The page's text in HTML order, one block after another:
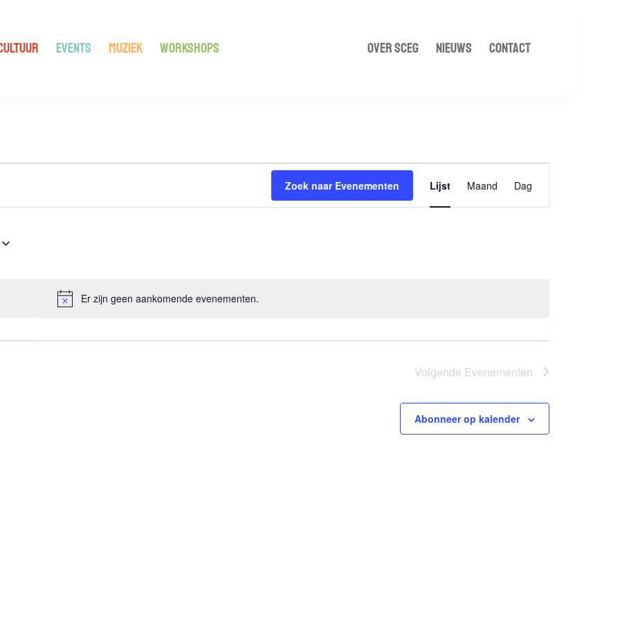
EVENTS MUZIEK WORKSHOPS OVER SCEG NIEUWS CONTACT
Bericht
Er zijn geen aankomende evenementen.
Zoek naar Evenementen
Evenement
weergaven
Lijst Maand Dag
Volgende Evenementen
Abonneer op kalender